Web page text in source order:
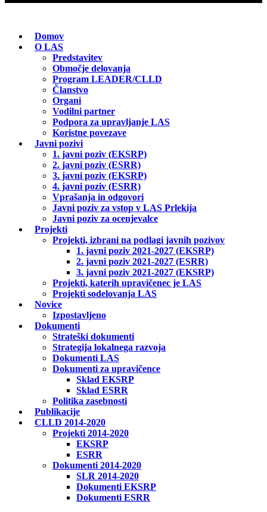
Domov
O LAS
Predstavitev
Območje delovanja
Program LEADER/CLLD
Članstvo
Organi
Vodilni partner
Podpora za upravljanje LAS
Koristne povezave
Javni pozivi
1. javni poziv (EKSRP)
2. javni poziv (ESRR)
3. javni poziv (EKSRP)
4. javni poziv (ESRR)
Vprašanja in odgovori
Javni poziv za vstop v LAS Prlekija
Javni poziv za ocenjevalce
Projekti
Projekti, izbrani na podlagi javnih pozivov
1. javni poziv 2021-2027 (EKSRP)
2. javni poziv 2021-2027 (ESRR)
3. javni poziv 2021-2027 (EKSRP)
Projekti, katerih upravičenec je LAS
Projekti sodelovanja LAS
Novice
Izpostavljeno
Dokumenti
Strateški dokumenti
Strategija lokalnega razvoja
Dokumenti LAS
Dokumenti za upravičence
Sklad EKSRP
Sklad ESRR
Politika zasebnosti
Publikacije
CLLD 2014-2020
Projekti 2014-2020
EKSRP
ESRR
Dokumenti 2014-2020
SLR 2014-2020
Dokumenti EKSRP
Dokumenti ESRR